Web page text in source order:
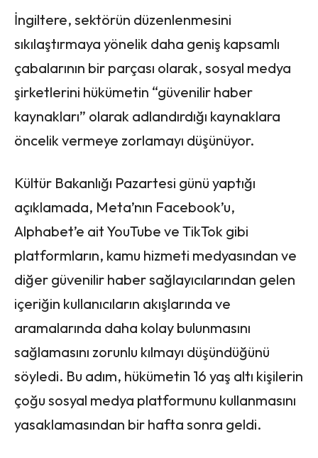
İngiltere, sektörün düzenlenmesini
sıkılaştırmaya yönelik daha geniş kapsamlı
çabalarının bir parçası olarak, sosyal medya
şirketlerini hükümetin “güvenilir haber
kaynakları” olarak adlandırdığı kaynaklara
öncelik vermeye zorlamayı düşünüyor.
Kültür Bakanlığı Pazartesi günü yaptığı
açıklamada, Meta’nın Facebook’u,
Alphabet’e ait YouTube ve TikTok gibi
platformların, kamu hizmeti medyasından ve
diğer güvenilir haber sağlayıcılarından gelen
içeriğin kullanıcıların akışlarında ve
aramalarında daha kolay bulunmasını
sağlamasını zorunlu kılmayı düşündüğünü
söyledi. Bu adım, hükümetin 16 yaş altı kişilerin
çoğu sosyal medya platformunu kullanmasını
yasaklamasından bir hafta sonra geldi.